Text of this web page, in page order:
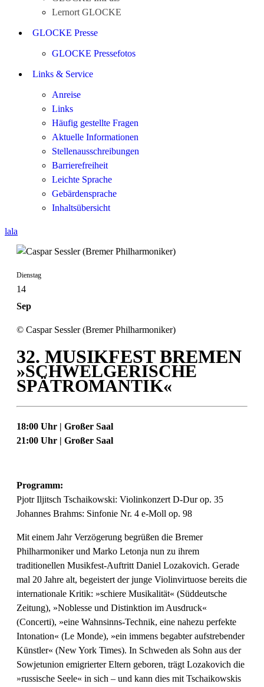
Lernort GLOCKE
GLOCKE Presse
GLOCKE Pressefotos
Links & Service
Anreise
Links
Häufig gestellte Fragen
Aktuelle Informationen
Stellenausschreibungen
Barrierefreiheit
Leichte Sprache
Gebärdensprache
Inhaltsübersicht
lala
Dienstag
14
Sep
© Caspar Sessler (Bremer Philharmoniker)
32. MUSIKFEST BREMEN
»SCHWELGERISCHE
SPÄTROMANTIK«
18:00 Uhr | Großer Saal
21:00 Uhr | Großer Saal
Programm:
Pjotr Iljitsch Tschaikowski: Violinkonzert D-Dur op. 35
Johannes Brahms: Sinfonie Nr. 4 e-Moll op. 98
Mit einem Jahr Verzögerung begrüßen die Bremer
Philharmoniker und Marko Letonja nun zu ihrem
traditionellen Musikfest-Auftritt Daniel Lozakovich. Gerade
mal 20 Jahre alt, begeistert der junge Violinvirtuose bereits die
internationale Kritik: »schiere Musikalität« (Süddeutsche
Zeitung), »Noblesse und Distinktion im Ausdruck«
(Concerti), »eine Wahnsinns-Technik, eine nahezu perfekte
Intonation« (Le Monde), »ein immens begabter aufstrebender
Künstler« (New York Times). In Schweden als Sohn aus der
Sowjetunion emigrierter Eltern geboren, trägt Lozakovich die
»russische Seele« in sich – und kann dies mit Tschaikowskis